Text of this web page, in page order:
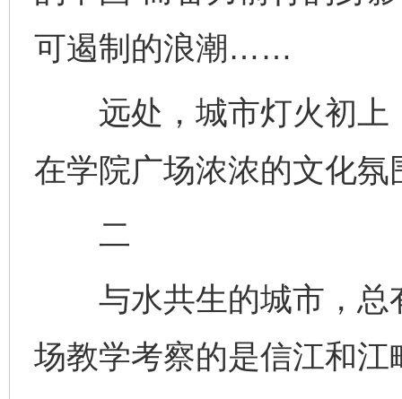
可遏制的浪潮……
远处，城市灯火初上
在学院广场浓浓的文化氛
二
与水共生的城市，总
场教学考察的是信江和江